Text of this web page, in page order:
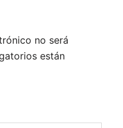
no será
están